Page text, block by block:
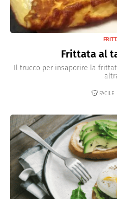
Frittata al
Il trucco per insaporire la
FACILE